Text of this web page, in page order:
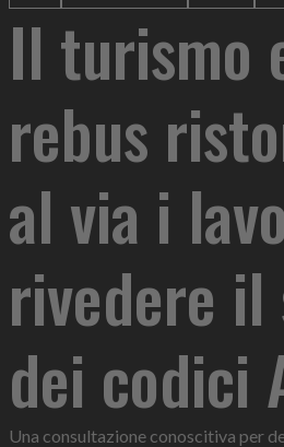
Il turismo
rebus
al via i
rivedere il
dei codici
Una consultazione conoscitiva per